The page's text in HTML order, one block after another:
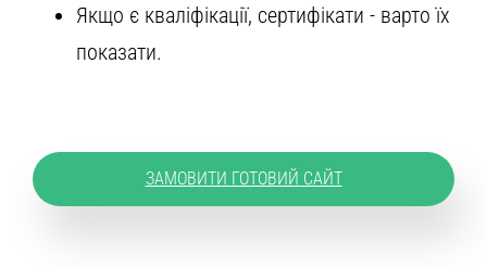
Якщо є кваліфікації, сертифікати - варто їх
показати.
ЗАМОВИТИ ГОТОВИЙ САЙТ